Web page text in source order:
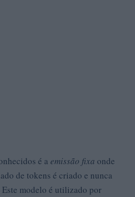
é a emissão fixa onde
de tokens é criado e nunca
modelo é utilizado por